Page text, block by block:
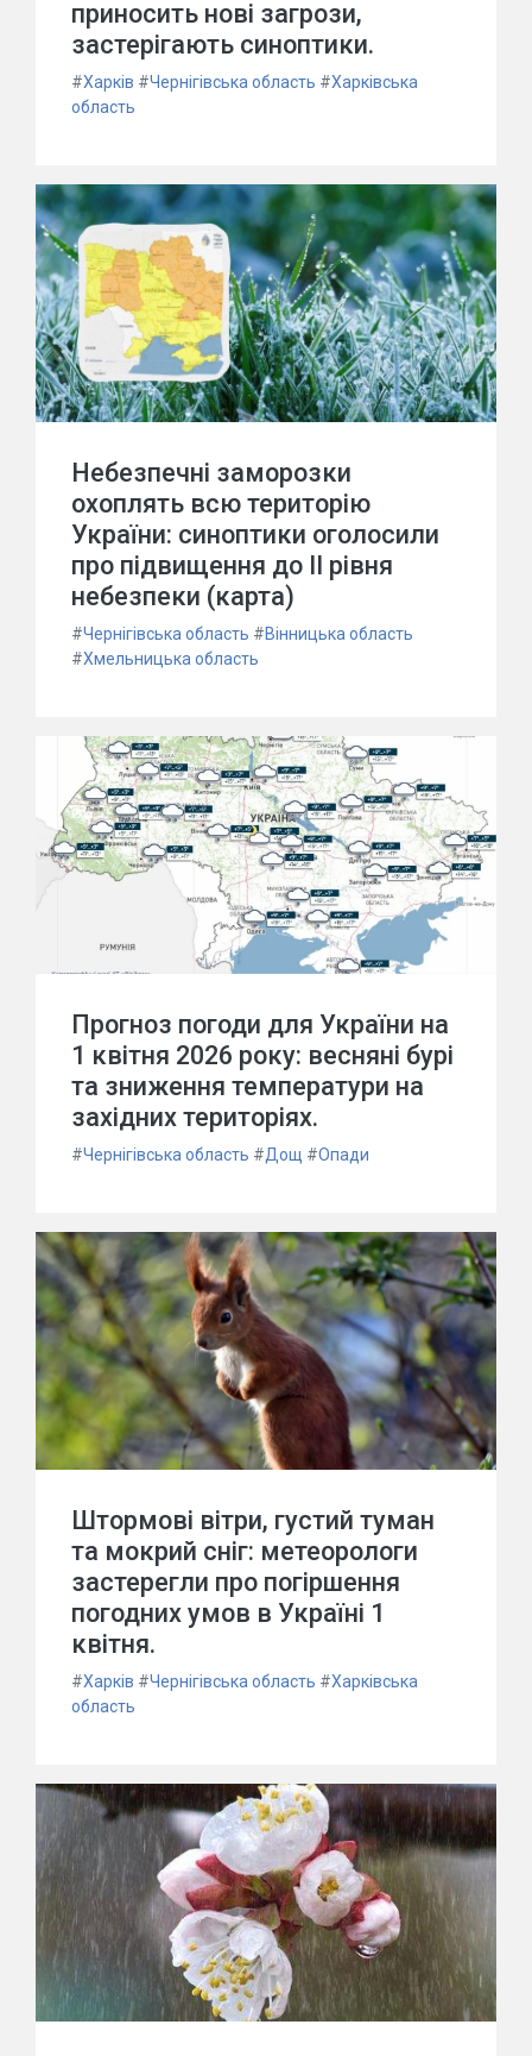
приносить нові загрози,
застерігають синоптики.
#Харків #Чернігівська область #Харківська
область
Небезпечні заморозки
охоплять всю територію
України: синоптики оголосили
про підвищення до II рівня
небезпеки (карта)
#Чернігівська область #Вінницька область
#Хмельницька область
Прогноз погоди для України на
1 квітня 2026 року: весняні бурі
та зниження температури на
західних територіях.
#Чернігівська область #Дощ #Опади
Штормові вітри, густий туман
та мокрий сніг: метеорологи
застерегли про погіршення
погодних умов в Україні 1
квітня.
#Харків #Чернігівська область #Харківська
область